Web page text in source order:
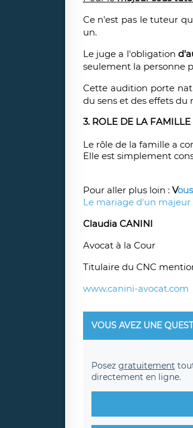
Ce n'est pas le tuteur
un.
Le juge a l'obligation
seulement la personne
Cette audition porte
du sens et des effets du
3. ROLE DE LA FAMILLE
Le rôle de la famille a
Elle est simplement
Pour aller plus loin : V
Le mariage d'un
Claudia CANINI
Avocat à la Cour
Titulaire du CNC
www.canini-avocat.com
VOUS AVEZ UNE
Posez gratuitement
directement en ligne.